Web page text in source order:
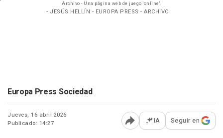
Archivo - Una página web de juego 'online'.
- JESÚS HELLÍN - EUROPA PRESS - ARCHIVO
Europa Press Sociedad
Jueves, 16 abril 2026
Publicado: 14:27
Abrir opciones para
IA Seguir en